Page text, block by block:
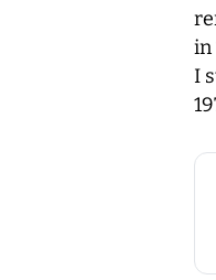
in
I